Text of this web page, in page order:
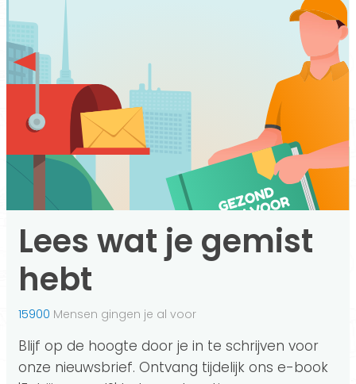
Lees wat je gemist
hebt
15900 Mensen gingen je al voor
Blijf op de hoogte door je in te schrijven voor
onze nieuwsbrief. Ontvang tijdelijk ons e-book